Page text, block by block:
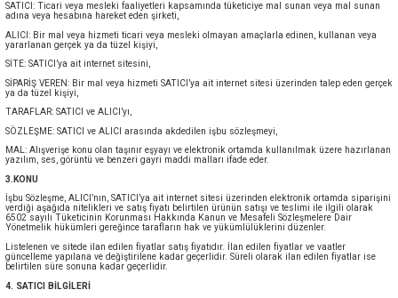
SATICI: Ticari veya mesleki faaliyetleri kapsamında tüketiciye mal sunan veya mal sunan
adına veya hesabına hareket eden şirketi,
ALICI: Bir mal veya hizmeti ticari veya mesleki olmayan amaçlarla edinen, kullanan veya
yararlanan gerçek ya da tüzel kişiyi,
SİTE: SATICI’ya ait internet sitesini,
SİPARİŞ VEREN: Bir mal veya hizmeti SATICI’ya ait internet sitesi üzerinden talep eden gerçek
ya da tüzel kişiyi,
TARAFLAR: SATICI ve ALICI’yı,
SÖZLEŞME: SATICI ve ALICI arasında akdedilen işbu sözleşmeyi,
MAL: Alışverişe konu olan taşınır eşyayı ve elektronik ortamda kullanılmak üzere hazırlanan
yazılım, ses, görüntü ve benzeri gayri maddi malları ifade eder.
3.KONU
İşbu Sözleşme, ALICI’nın, SATICI’ya ait internet sitesi üzerinden elektronik ortamda siparişini
verdiği aşağıda nitelikleri ve satış fiyatı belirtilen ürünün satışı ve teslimi ile ilgili olarak
6502 sayılı Tüketicinin Korunması Hakkında Kanun ve Mesafeli Sözleşmelere Dair
Yönetmelik hükümleri gereğince tarafların hak ve yükümlülüklerini düzenler.
Listelenen ve sitede ilan edilen fiyatlar satış fiyatıdır. İlan edilen fiyatlar ve vaatler
güncelleme yapılana ve değiştirilene kadar geçerlidir. Süreli olarak ilan edilen fiyatlar ise
belirtilen süre sonuna kadar geçerlidir.
4. SATICI BİLGİLERİ